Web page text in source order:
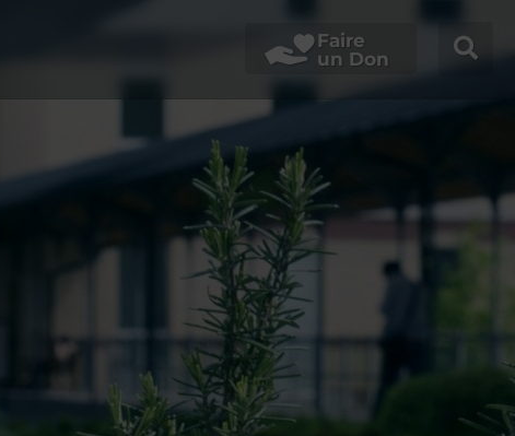
Faire
un Don